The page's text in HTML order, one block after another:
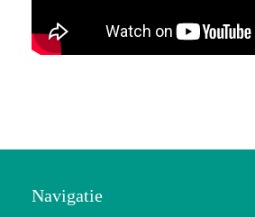
Navigatie